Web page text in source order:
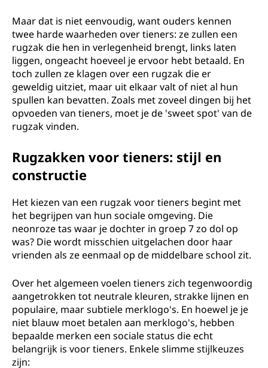
Maar dat is niet eenvoudig, want ouders kennen
twee harde waarheden over tieners: ze zullen een
rugzak die hen in verlegenheid brengt, links laten
liggen, ongeacht hoeveel je ervoor hebt betaald. En
toch zullen ze klagen over een rugzak die er
geweldig uitziet, maar uit elkaar valt of niet al hun
spullen kan bevatten. Zoals met zoveel dingen bij het
opvoeden van tieners, moet je de 'sweet spot' van de
rugzak vinden.
Rugzakken voor tieners: stijl en
constructie
Het kiezen van een rugzak voor tieners begint met
het begrijpen van hun sociale omgeving. Die
neonroze tas waar je dochter in groep 7 zo dol op
was? Die wordt misschien uitgelachen door haar
vrienden als ze eenmaal op de middelbare school zit.
Over het algemeen voelen tieners zich tegenwoordig
aangetrokken tot neutrale kleuren, strakke lijnen en
populaire, maar subtiele merklogo's. En hoewel je je
niet blauw moet betalen aan merklogo's, hebben
bepaalde merken een sociale status die echt
belangrijk is voor tieners. Enkele slimme stijlkeuzes
zijn: